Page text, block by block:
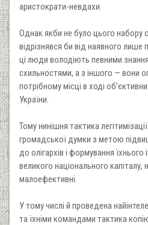
аристократи-невдахи.
Однак якби не було цього набору
відрізнявся би від наявного
ці люди володіють певними
схильностями, а з іншого — вони
потрібному місці в ході
України.
Тому нинішня тактика
громадської думки з метою
до олігархів і формування їхнього
великого національного капіталу,
малоефективні.
У тому числі й проведена
та їхніми командами тактика